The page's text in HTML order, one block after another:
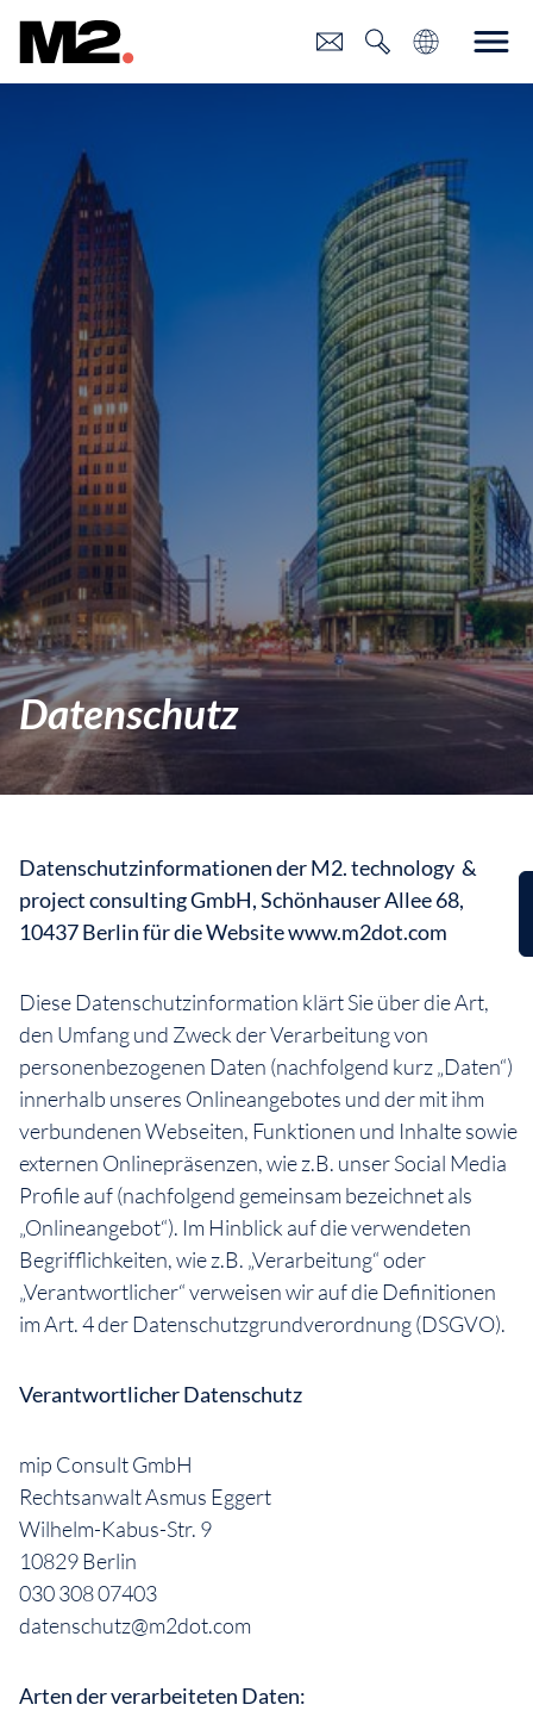
Datenschutz
Datenschutzinformationen der M2. technology &
project consulting GmbH, Schönhauser Allee 68,
10437 Berlin für die Website www.m2dot.com
Diese Datenschutzinformation klärt Sie über die Art,
den Umfang und Zweck der Verarbeitung von
personenbezogenen Daten (nachfolgend kurz „Daten“)
innerhalb unseres Onlineangebotes und der mit ihm
verbundenen Webseiten, Funktionen und Inhalte sowie
externen Onlinepräsenzen, wie z.B. unser Social Media
Profile auf (nachfolgend gemeinsam bezeichnet als
„Onlineangebot“). Im Hinblick auf die verwendeten
Begrifflichkeiten, wie z.B. „Verarbeitung“ oder
„Verantwortlicher“ verweisen wir auf die Definitionen
im Art. 4 der Datenschutzgrundverordnung (DSGVO).
Verantwortlicher Datenschutz
mip Consult GmbH
Rechtsanwalt Asmus Eggert
Wilhelm-Kabus-Str. 9
10829 Berlin
030 308 07403
datenschutz@m2dot.com
Arten der verarbeiteten Daten: